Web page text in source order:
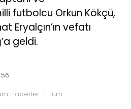
futbolcu Orkun Kökçü,
Eryalçın’ın vefatı
geldi.
Haberler
Tüm